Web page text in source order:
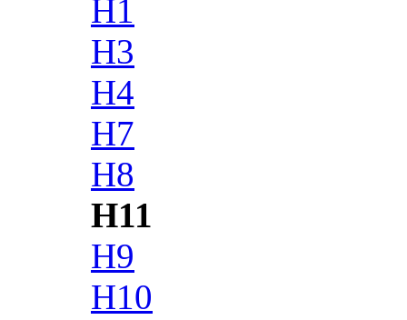
H1
H3
H4
H7
H8
H11
H9
H10